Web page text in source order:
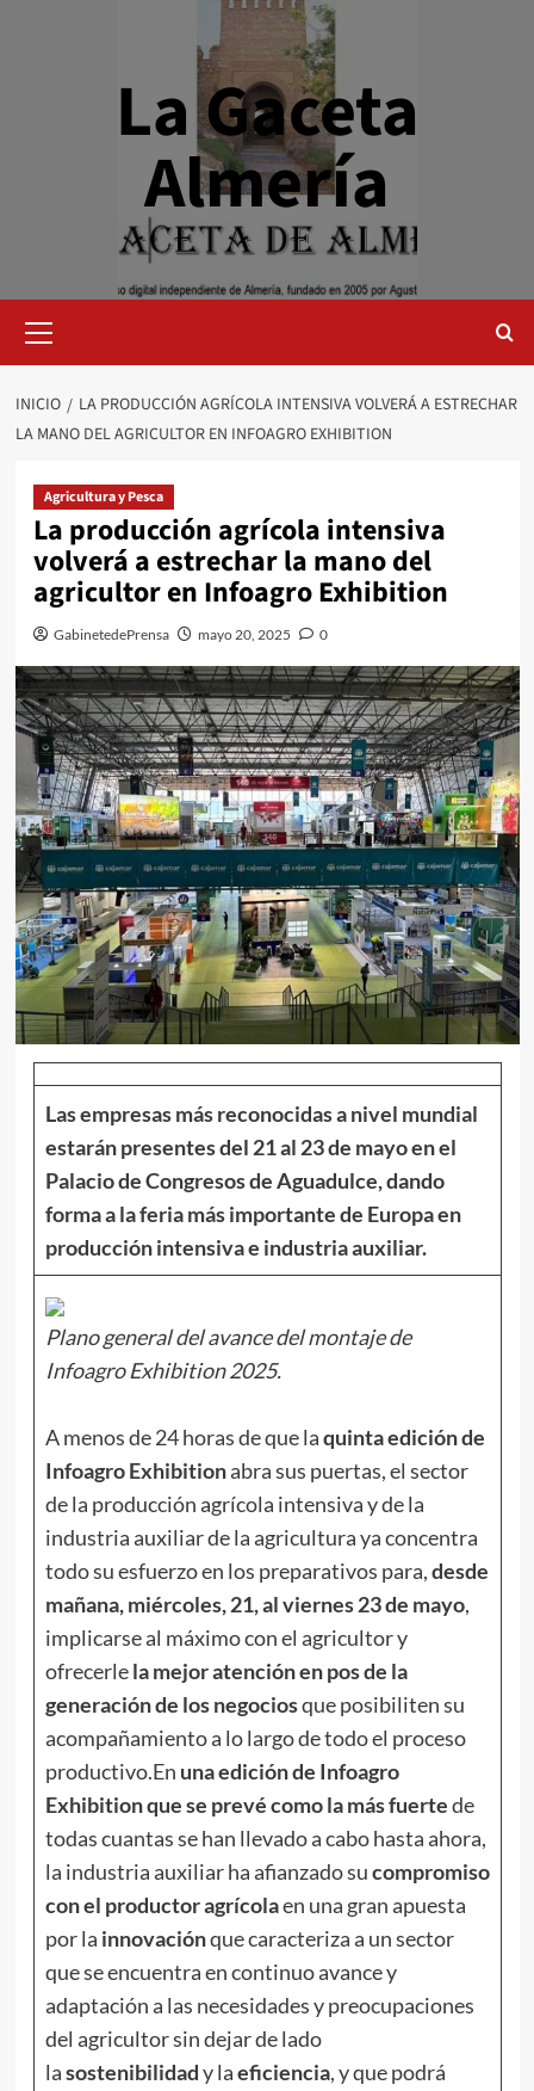
La Gaceta
Almería
primario
INICIO
LA PRODUCCIÓN AGRÍCOLA INTENSIVA VOLVERÁ A ESTRECHAR
LA MANO DEL AGRICULTOR EN INFOAGRO EXHIBITION
Agricultura y Pesca
La producción agrícola intensiva
volverá a estrechar la mano del
agricultor en Infoagro Exhibition
GabinetedePrensa mayo 20, 2025 0
Las empresas más reconocidas a nivel mundial
estarán presentes del 21 al 23 de mayo en el
Palacio de Congresos de Aguadulce, dando
forma a la feria más importante de Europa en
producción intensiva e industria auxiliar.
Plano general del avance del montaje de
Infoagro Exhibition 2025.
A menos de 24 horas de que laquinta edición de
Infoagro Exhibitionabra sus puertas, el sector
de la producción agrícola intensiva y de la
industria auxiliar de la agricultura ya concentra
todo su esfuerzo en los preparativos para,desde
mañana, miércoles, 21, al viernes 23 de mayo,
implicarse al máximo con el agricultor y
ofrecerlela mejor atención en pos de la
generación de los negociosque posibiliten su
acompañamiento a lo largo de todo el proceso
productivo.En una edición de Infoagro
Exhibition que se prevé como la más fuertede
todas cuantas se han llevado a cabo hasta ahora,
la industria auxiliar ha afianzado sucompromiso
con el productor agrícolaen una gran apuesta
por la innovaciónque caracteriza a un sector
que se encuentra en continuo avance y
adaptación a las necesidades y preocupaciones
del agricultor sin dejar de lado
lasostenibilidady laeficiencia, y que podrá